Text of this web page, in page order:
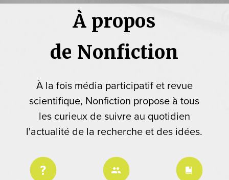
À propos
de Nonfiction
À la fois média participatif et revue
scientifique, Nonfiction propose à tous
les curieux de suivre au quotidien
l'actualité de la recherche et des idées.